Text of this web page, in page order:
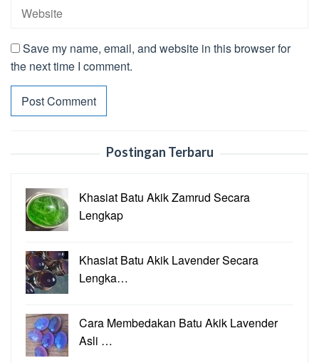
Save my name, email, and website in this browser for
the next time I comment.
Postingan Terbaru
Khasiat Batu Akik Zamrud Secara
Lengkap
Khasiat Batu Akik Lavender Secara
Lengka…
Cara Membedakan Batu Akik Lavender
Asli …